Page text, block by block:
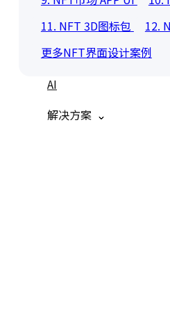
AI
解决方案
11. NFT 3D图标包
12.
更多NFT界面设计案例